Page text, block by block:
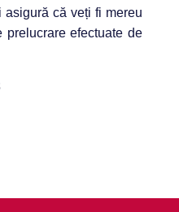
că veți fi mereu
prelucrare efectuate de